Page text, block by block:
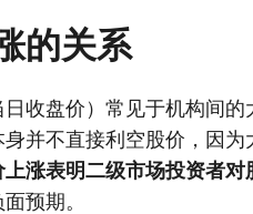
的关系
收盘价）常见于机构间
并不直接利空股价，因
上涨表明二级市场投资者对
预期。